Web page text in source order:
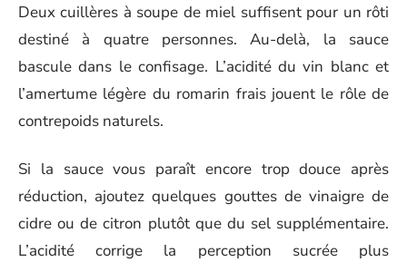
Deux cuillères à soupe de miel suffisent pour un rôti
destiné à quatre personnes. Au-delà, la sauce
bascule dans le confisage. L’acidité du vin blanc et
l’amertume légère du romarin frais jouent le rôle de
contrepoids naturels.
Si la sauce vous paraît encore trop douce après
réduction, ajoutez quelques gouttes de vinaigre de
cidre ou de citron plutôt que du sel supplémentaire.
L’acidité corrige la perception sucrée plus